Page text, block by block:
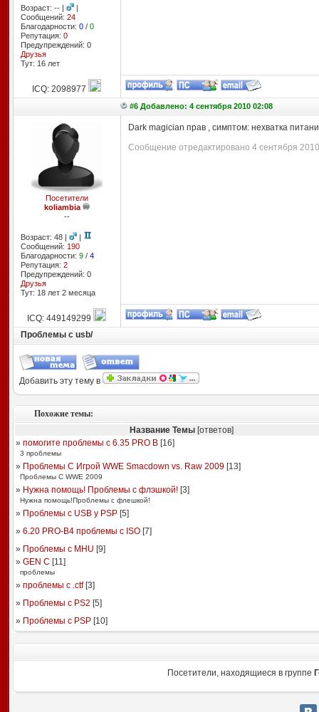
Возраст: -- |
|
Сообщений: 24
Благодарности: 0/ 0
Репутация: 0
Предупреждений: 0
Друзья
Тут: 16 лет
ICQ: 2098977
#6 Добавлено: 4 сентября 2010 02:08
Посетители
koliambia
--
Возраст: 48 |
|
Сообщений: 190
Благодарности: 9/ 4
Репутация: 2
Предупреждений: 0
Друзья
Тут: 18 лет 2 месяцa
Dark magician прав , симптом: нехватка
Сообщение отредактировано 4 сентября
ICQ: 449149299
Проблемы с usb/
Добавить эту тему в
Похожие темы:
Название Темы[ответов]
» помогите проблемы с 6.35 PRO B[16]
3 проблемы
» Проблемы С Игрой WWE Smacdown vs. Raw 2009[13]
Проблемы С WWE 2009
» Нужна помощь! Проблемы с флэшкой![3]
Нужна помощь!Проблемы с флешкой!
» Проблемы с USB у PSP[5]
» 6.20 PRO-B4 проблемы с ISO[7]
» Проблемы с MHU [9]
» GEN C [11]
проблемы
» проблемы с .ctf[3]
» Проблемы с PS2 [5]
» Проблемы с PSP[10]
Посетители, находящиеся в группе